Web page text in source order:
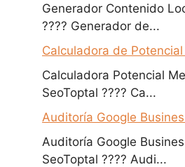
Generador Contenido
???? Generador de...
Calculadora de
Calculadora Potencial
SeoToptal ???? Ca...
Auditoría Google
Auditoría Google
SeoToptal ???? Audi...